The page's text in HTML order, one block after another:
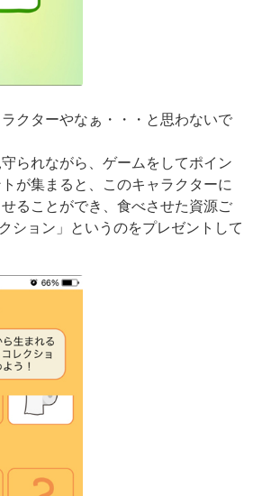
クターやなぁ・・・と思わないで
られながら、ゲームをしてポイン
が集まると、このキャラクターに
せることができ、食べさせた資源ご
ション」というのをプレゼントして